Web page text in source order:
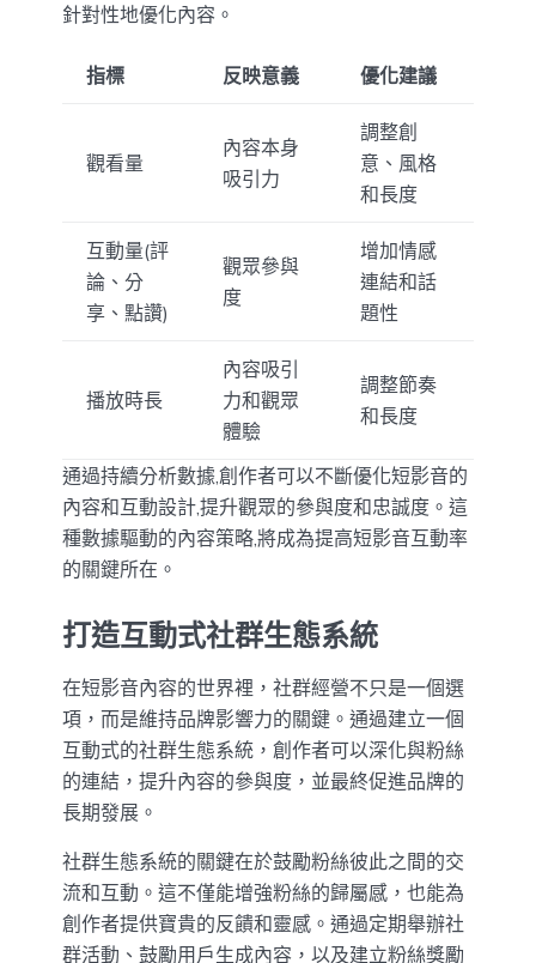
針對性地優化內容。
指標 反映意義 優化建議
觀看量
內容本身
吸引力
調整創
意、風格
和長度
互動量(評
論、分
享、點讚)
觀眾參與
度
增加情感
連結和話
題性
播放時長
內容吸引
力和觀眾
體驗
調整節奏
和長度
通過持續分析數據,創作者可以不斷優化短影音的
內容和互動設計,提升觀眾的參與度和忠誠度。這
種數據驅動的內容策略,將成為提高短影音互動率
的關鍵所在。
打造互動式社群生態系統
在短影音內容的世界裡，社群經營不只是一個選
項，而是維持品牌影響力的關鍵。通過建立一個
互動式的社群生態系統，創作者可以深化與粉絲
的連結，提升內容的參與度，並最終促進品牌的
長期發展。
社群生態系統的關鍵在於鼓勵粉絲彼此之間的交
流和互動。這不僅能增強粉絲的歸屬感，也能為
創作者提供寶貴的反饋和靈感。通過定期舉辦社
群活動、鼓勵用戶生成內容，以及建立粉絲獎勵